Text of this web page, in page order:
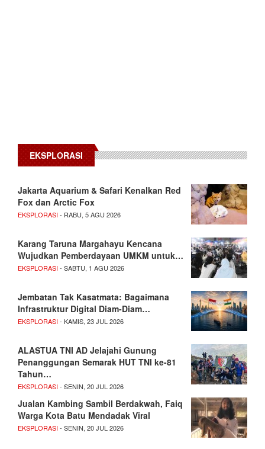
EKSPLORASI
Jakarta Aquarium & Safari Kenalkan Red
Fox dan Arctic Fox
EKSPLORASI- RABU, 5 AGU 2026
Karang Taruna Margahayu Kencana
Wujudkan Pemberdayaan UMKM untuk…
EKSPLORASI- SABTU, 1 AGU 2026
Jembatan Tak Kasatmata: Bagaimana
Infrastruktur Digital Diam-Diam…
EKSPLORASI- KAMIS, 23 JUL 2026
ALASTUA TNI AD Jelajahi Gunung
Penanggungan Semarak HUT TNI ke-81
Tahun…
EKSPLORASI- SENIN, 20 JUL 2026
Jualan Kambing Sambil Berdakwah, Faiq
Warga Kota Batu Mendadak Viral
EKSPLORASI- SENIN, 20 JUL 2026